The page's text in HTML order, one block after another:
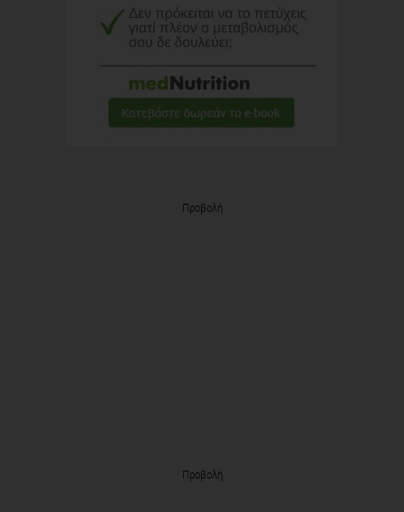
Προβολή
Προβολή